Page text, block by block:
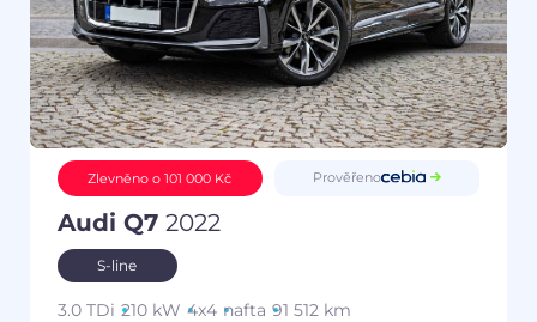
Zlevněno o 101 000 Kč Prověřeno
Audi Q7 2022
S-line
3.0 TDi 210 kW 4x4 nafta 91 512 km